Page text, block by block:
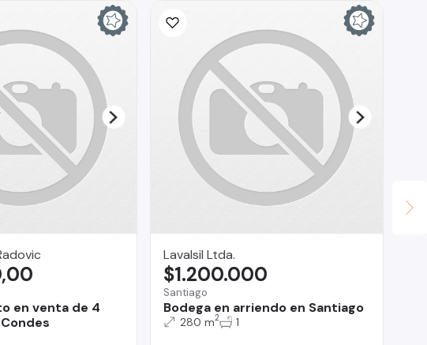
en venta de 4
Lavalsil Ltda.
Santiago
Bodega en arriendo en Santiago
$1.200.000
280 m2 1